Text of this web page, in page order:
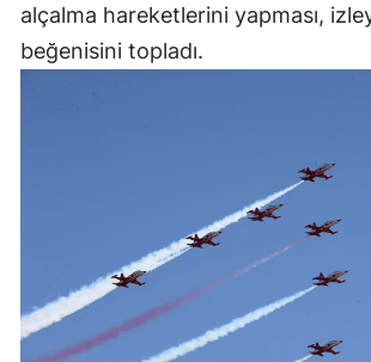
alçalma hareketlerini yapması,
beğenisini topladı.